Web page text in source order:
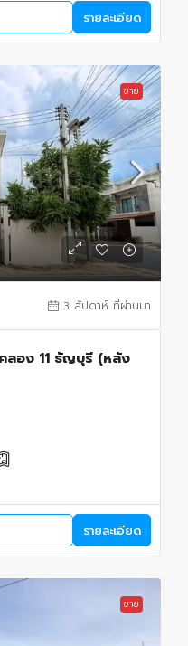
รายละเอียด
ขาย
3 สัปดาห์ ที่ผ่านมา
ลอง 11 ธัญบุรี (หลัง
รายละเอียด
ขาย